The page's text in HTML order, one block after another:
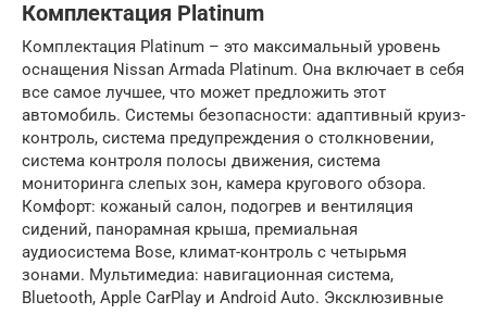
Комплектация Platinum
Комплектация Platinum – это максимальный уровень
оснащения Nissan Armada Platinum. Она включает в себя
все самое лучшее, что может предложить этот
автомобиль. Системы безопасности: адаптивный круиз-
контроль, система предупреждения о столкновении,
система контроля полосы движения, система
мониторинга слепых зон, камера кругового обзора.
Комфорт: кожаный салон, подогрев и вентиляция
сидений, панорамная крыша, премиальная
аудиосистема Bose, климат-контроль с четырьмя
зонами. Мультимедиа: навигационная система,
Bluetooth, Apple CarPlay и Android Auto. Эксклюзивные